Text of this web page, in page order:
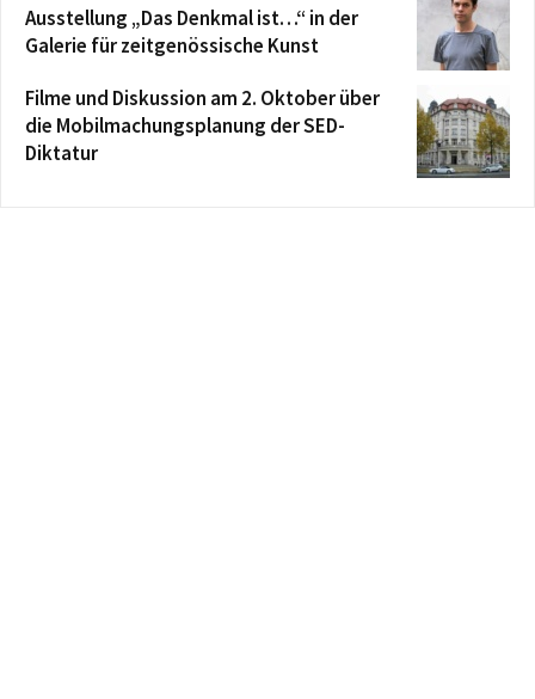
Ausstellung „Das Denkmal ist…“ in der
Galerie für zeitgenössische Kunst
Filme und Diskussion am 2. Oktober über
die Mobilmachungsplanung der SED-
Diktatur